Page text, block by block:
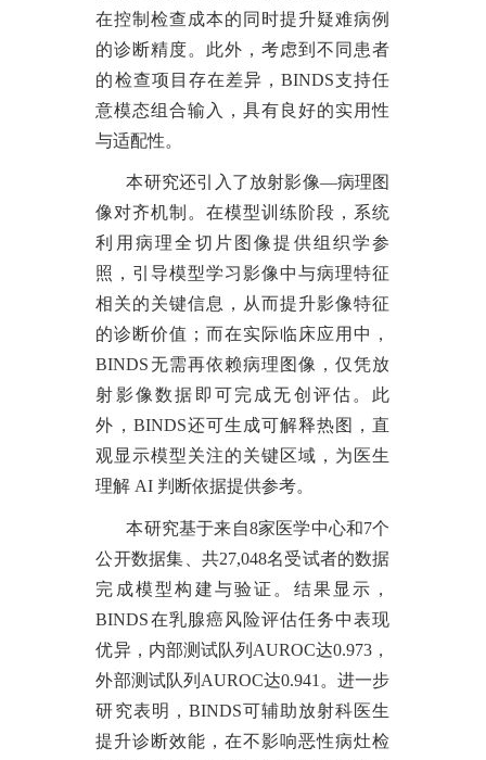
在控制检查成本的同时提升疑难病例
的诊断精度。此外，考虑到不同患者
的检查项目存在差异，BINDS支持任
意模态组合输入
，具有良好的实用性
与适配性。
本研究还引入了放射影像—病理图
像对齐机制。在模型训练阶段，系统
利用病理全切片图像提供组织学参
照，引导模型学习影像中与病理特征
相关的关键信息，从而提升影像特征
的诊断价值；而在实际临床应用中，
BINDS无需再依赖病理图像，仅凭放
射影像数据即可完成无创评估。此
外，BINDS还可生成可解释热图，直
观显示模型关注的关键区域，为医生
理解 AI 判断依据提供参考。
本研究基于来自8家医学中心和7个
公开数据集、共27,048名受试者的数据
完成模型构建与验证。结果显示，
BINDS在乳腺癌风险评估任务中表现
优异，内部测试队列AUROC达0.973，
外部测试队列AUROC达0.941。进一步
研究表明，BINDS可辅助放射科医生
提升诊断效能，在不影响恶性病灶检